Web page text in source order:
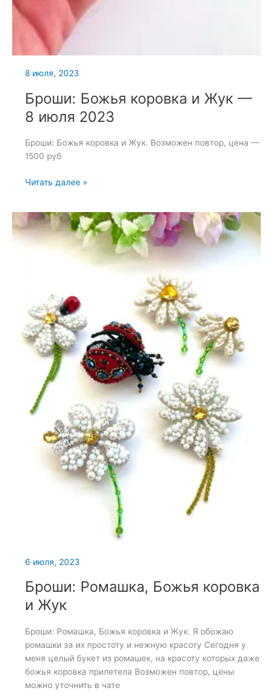
8 июля, 2023
Броши: Божья коровка и Жук —
8 июля 2023
Броши: Божья коровка и Жук. Возможен повтор, цена —
1500 руб
Броши:
Жук
Читать далее »
6 июля, 2023
Броши: Ромашка, Божья коровка
и Жук
Броши: Ромашка, Божья коровка и Жук. Я обожаю
ромашки за их простоту и нежную красоту Сегодня у
меня целый букет из ромашек, на красоту которых даже
божья коровка прилетела Возможен повтор, цены
можно уточнить в чате